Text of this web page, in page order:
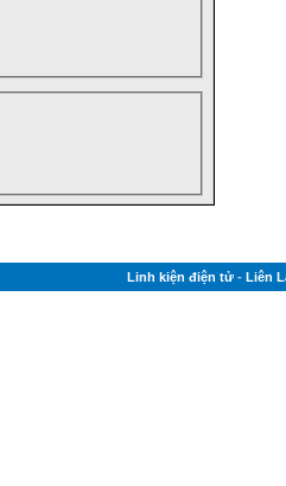
Linh kiện điện tử - Liên